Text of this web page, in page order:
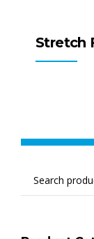
Stretch